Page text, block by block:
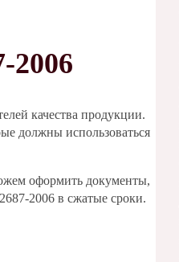
качества продукции.
должны использоваться
оформить документы,
2006 в сжатые сроки.